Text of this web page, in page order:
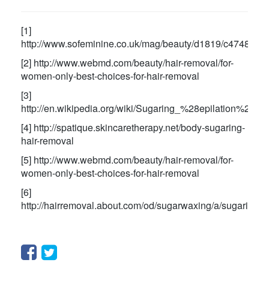
[1]
http://www.sofeminine.co.uk/mag/beauty/d1819/
[2] http://www.webmd.com/beauty/hair-removal/for-
women-only-best-choices-for-hair-removal
[3]
http://en.wikipedia.org/wiki/Sugaring_%28epilation%29
[4] http://spatique.skincaretherapy.net/body-sugaring-
hair-removal
[5] http://www.webmd.com/beauty/hair-removal/for-
women-only-best-choices-for-hair-removal
[6]
http://hairremoval.about.com/od/sugarwaxing/a/
Facebook
Twitter